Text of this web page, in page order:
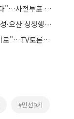
이재준 "오늘의 한표가 수원의 미래 바꾼다"…사전투표 첫날 행궁동서 투표
이재준 "해묵은 갈등 지우겠다"…수원·화성·오산 상생행정 협약 이끌어
이재준 "수원을 글로벌 첨단과학 연구도시로"…TV토론서 경제자유구역 구상 제시
#민선9기